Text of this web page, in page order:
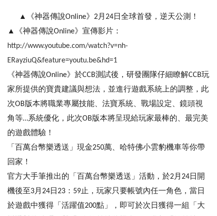
▲《神器傳說Online》2月24日全球首發，逆天公測！
▲《神器傳說Online》宣傳影片：
http://www.youtube.com/watch?v=nh-
ERayziuQ&feature=youtu.be&hd=1
《神器傳說Online》於CCB測試後，研發團隊仔細瞭解CCB玩
家所提供的寶貴建議與想法，並進行遊戲系統上的調整，此
次OB版本將職業專屬技能、法寶系統、戰場設定、鏡頭視
角等…系統優化，此次OB版本將呈現給玩家最棒的、最完美
的遊戲體驗！
「百萬台幣樂透送」現金250萬、哈特佛小雲豹機車等你帶
回家！
官方大手筆推出的「百萬台幣樂透送」活動，於2月24日開
機後至3月24日23：59止，玩家只要帳號內任一角色，當日
於遊戲中獲得「活躍值200點」，即可於次日獲得一組「大